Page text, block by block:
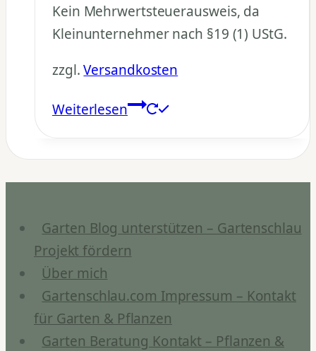
Kein Mehrwertsteuerausweis, da
Kleinunternehmer nach §19 (1) UStG.
zzgl.Versandkosten
Weiterlesen
Garten Blog unterstützen – Gartenschlau
Projekt fördern
Über mich
Gartenschlau.com Impressum – Kontakt
für Garten & Pflanzen
Garten Beratung Kontakt – Pflanzen &